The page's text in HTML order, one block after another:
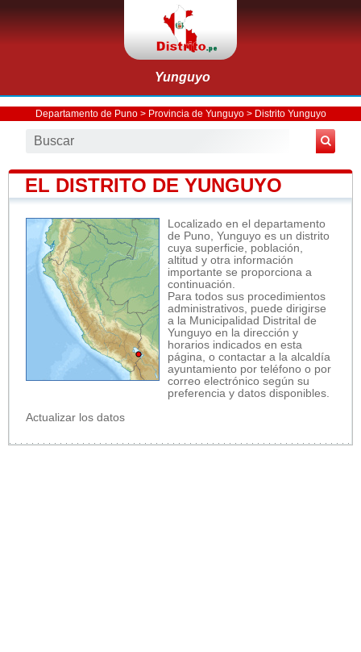
Yunguyo
Departamento de Puno> Provincia de Yunguyo> Distrito Yunguyo
EL DISTRITO DE YUNGUYO
Localizado en el departamento
de Puno, Yunguyo es un distrito
cuya superficie, población,
altitud y otra información
importante se proporciona a
continuación.
Para todos sus procedimientos
administrativos, puede dirigirse
a la Municipalidad Distrital de
Yunguyo en la dirección y
horarios indicados en esta
página, o contactar a la alcaldía
ayuntamiento por teléfono o por
correo electrónico según su
preferencia y datos disponibles.
Actualizar los datos